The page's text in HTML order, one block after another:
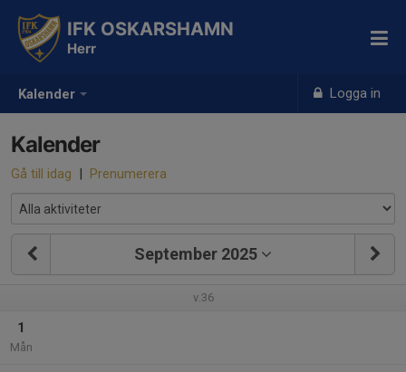
Kalender Logga in
IFK OSKARSHAMN
Herr
Kalender
Gå till idag | Prenumerera
September 2025
v.36
1
Mån